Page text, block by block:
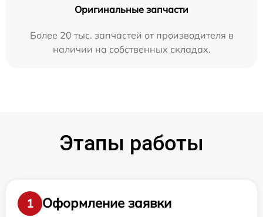
Оригинальные запчасти
Более 20 тыс. запчастей от производителя в
наличии на собственных складах.
Этапы работы
1
Оформление заявки